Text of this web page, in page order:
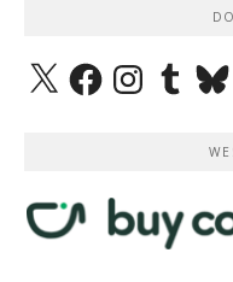
X FacebookInstagramTumblr